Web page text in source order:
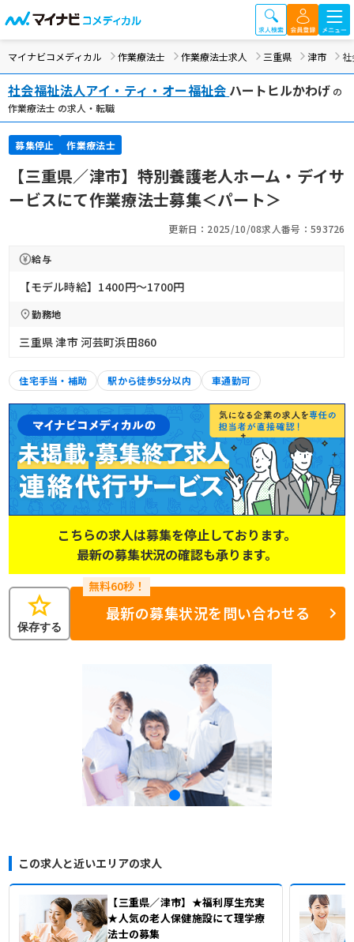
マイナビコメディカル 作業療法士 作業療法士求人 三重県 津市
社会福祉法人アイ・ティ・オー福祉会 ハートヒルかわげ の
作業療法士 の求人・転職
募集停止 作業療法士
【三重県／津市】特別養護老人ホーム・デイサ
ービスにて作業療法士募集＜パート＞
更新日：2025/10/08求人番号：593726
給与
【モデル時給】1400円〜1700円
勤務地
三重県 津市 河芸町浜田860
住宅手当・補助 駅から徒歩5分以内 車通勤可
こちらの求人は募集を停止しております。
最新の募集状況の確認も承ります。
star
保存する
最新の募集状況を問い合わせる
この求人と近いエリアの求人
【三重県／津市】★福利厚生充実
★人気の老人保健施設にて理学療
法士の募集